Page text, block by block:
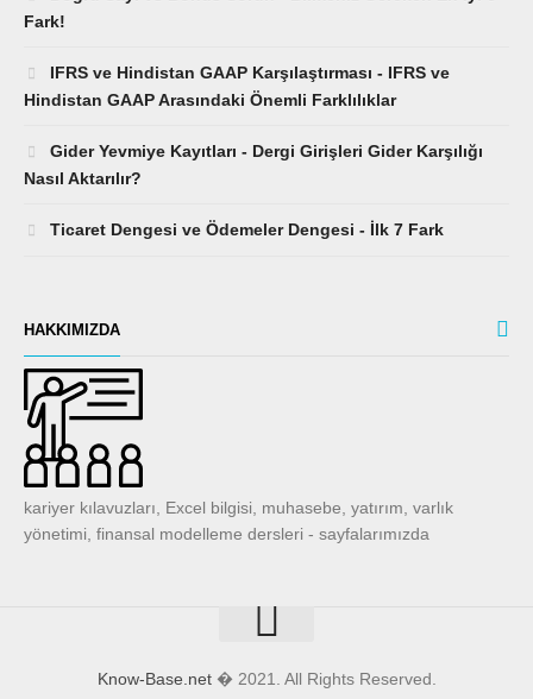
Fark!
IFRS ve Hindistan GAAP Karşılaştırması - IFRS ve
Hindistan GAAP Arasındaki Önemli Farklılıklar
Gider Yevmiye Kayıtları - Dergi Girişleri Gider Karşılığı
Nasıl Aktarılır?
Ticaret Dengesi ve Ödemeler Dengesi - İlk 7 Fark
HAKKIMIZDA
kariyer kılavuzları, Excel bilgisi, muhasebe, yatırım, varlık
yönetimi, finansal modelleme dersleri - sayfalarımızda
Know-Base.net� 2021. All Rights Reserved.